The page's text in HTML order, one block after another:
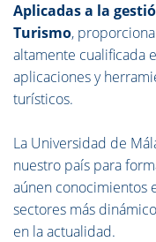
Aplicadas a la
Turismo,
altamente cualificada
aplicaciones y
turísticos.
La Universidad de
nuestro país para
aúnen conocimientos
sectores más
en la actualidad.